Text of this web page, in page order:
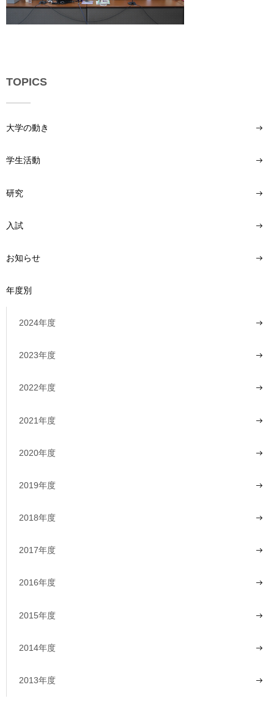
セ
マ
TOPICS
大学の動き
学生活動
研究
入試
お知らせ
年度別
2024年度
2023年度
2022年度
2021年度
2020年度
2019年度
2018年度
2017年度
2016年度
2015年度
2014年度
2013年度